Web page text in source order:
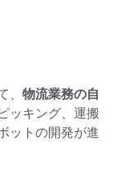
物流業務の自
ッキング、運搬
ットの開発が進